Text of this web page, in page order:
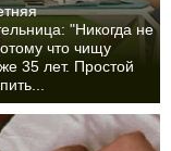
"Никогда не
что чищу
35 лет. Простой